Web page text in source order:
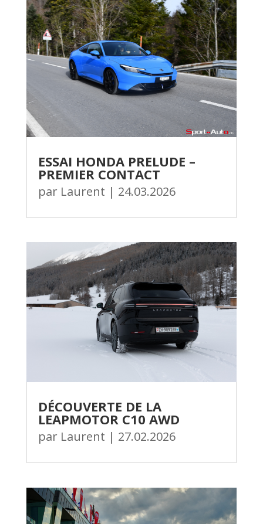
ESSAI HONDA PRELUDE –
PREMIER CONTACT
par Laurent | 24.03.2026
DÉCOUVERTE DE LA
LEAPMOTOR C10 AWD
par Laurent | 27.02.2026